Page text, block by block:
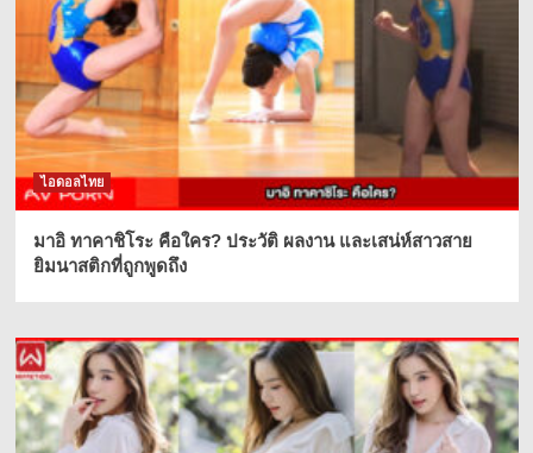
ไอดอลไทย
มาอิ ทาคาชิโระ คือใคร? ประวัติ ผลงาน และเสน่ห์สาวสาย
ยิมนาสติกที่ถูกพูดถึง